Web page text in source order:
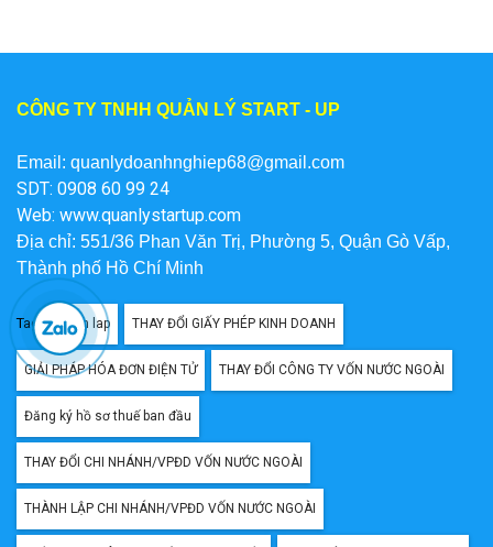
CÔNG TY TNHH QUẢN LÝ START - UP
Email: quanlydoanhnghiep68@gmail.com
SDT: 0908 60 99 24
Web: www.quanlystartup.com
Địa chỉ: 551/36 Phan Văn Trị, Phường 5, Quận Gò Vấp,
Thành phố Hồ Chí Minh
Tag: thanh lap THAY ĐỔI GIẤY PHÉP KINH DOANH
GIẢI PHÁP HÓA ĐƠN ĐIỆN TỬ THAY ĐỔI CÔNG TY VỐN NƯỚC NGOÀI
Đăng ký hồ sơ thuế ban đầu
THAY ĐỔI CHI NHÁNH/VPĐD VỐN NƯỚC NGOÀI
THÀNH LẬP CHI NHÁNH/VPĐD VỐN NƯỚC NGOÀI